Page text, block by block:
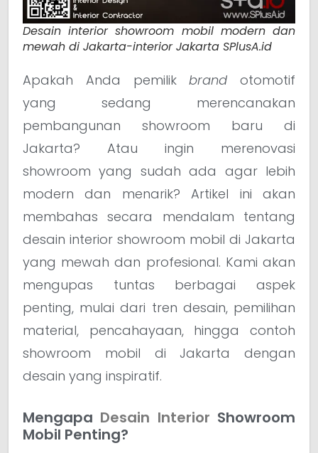
Desain interior showroom mobil modern dan
mewah di Jakarta-interior Jakarta SPlusA.id
Apakah Anda pemilikbrand otomotif
yang sedang merencanakan
pembangunan showroom baru di
Jakarta? Atau ingin merenovasi
showroom yang sudah ada agar lebih
modern dan menarik? Artikel ini akan
membahas secara mendalam tentang
desain interior showroom mobil di Jakarta
yang mewah dan profesional. Kami akan
mengupas tuntas berbagai aspek
penting, mulai dari tren desain, pemilihan
material, pencahayaan, hingga contoh
showroom mobil di Jakarta dengan
desain yang inspiratif.
Mengapa Desain Interior Showroom
Mobil Penting?